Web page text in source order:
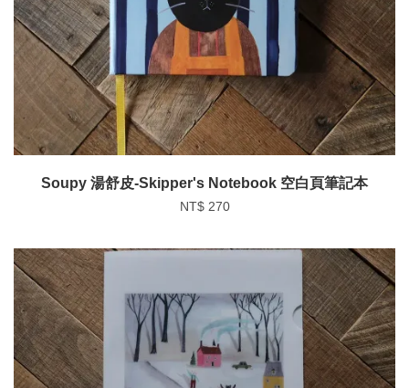
Soupy 湯舒皮-Skipper's Notebook 空白頁筆記本
NT$ 270